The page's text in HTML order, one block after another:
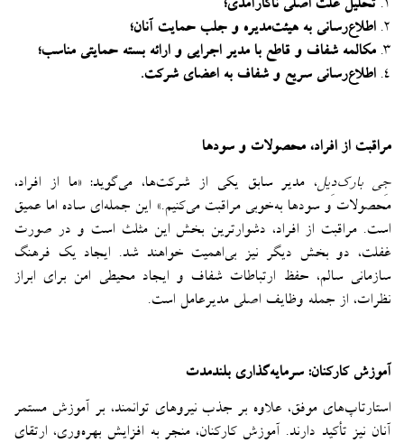
۱. تحلیل علت اصلی ناکارآمدی؛
۲. اطلاع‌رسانی به هیئت‌مدیره و جلب حمایت آنان؛
۳. مکالمه شفاف و قاطع با مدیر اجرایی و ارائه بسته حمایتی مناسب؛
۴. اطلاع‌رسانی سریع و شفاف به اعضای شرکت.
مراقبت از افراد، محصولات و سودها
جِی بارک‌دِیل، مدیر سابق یکی از شرکت‌ها، می‌گوید: «ما از افراد،
محصولات و سودها به‌خوبی مراقبت می‌کنیم.» این جمله‌ای ساده اما عمیق
است. مراقبت از افراد، دشوارترین بخش این مثلث است و در صورت
غفلت، دو بخش دیگر نیز بی‌اهمیت خواهند شد. ایجاد یک فرهنگ
سازمانی سالم، حفظ ارتباطات شفاف و ایجاد محیطی امن برای ابراز
نظرات، از جمله وظایف اصلی مدیرعامل است.
آموزش کارکنان: سرمایه‌گذاری بلندمدت
استارتاپ‌های موفق، علاوه بر جذب نیروهای توانمند، بر آموزش مستمر
آنان نیز تأکید دارند. آموزش کارکنان، منجر به افزایش بهره‌وری، ارتقای